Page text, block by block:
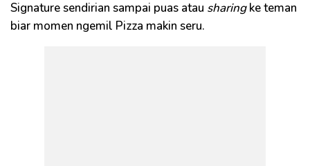
Signature sendirian sampai puas atau sharingke teman
biar momen ngemil Pizza makin seru.